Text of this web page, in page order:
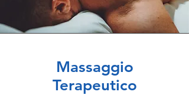
Massaggio
Terapeutico